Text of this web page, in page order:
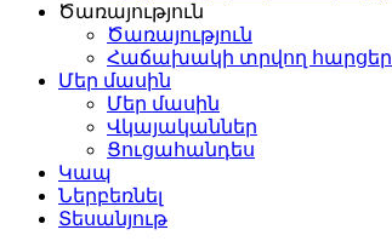
Ծառայություն
Ծառայություն
Հաճախակի տրվող հարցեր
Մեր մասին
Մեր մասին
Վկայականներ
Ցուցահանդես
Կապ
Ներբեռնել
Տեսանյութ